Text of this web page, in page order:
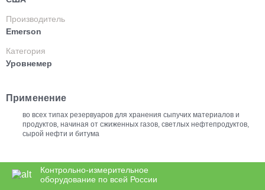
Производитель
Emerson
Категория
Уровнемер
Применение
во всех типах резервуаров для хранения сыпучих материалов и
продуктов, начиная от сжиженных газов, светлых нефтепродуктов,
сырой нефти и битума
Контрольно-измерительное
оборудование по всей России